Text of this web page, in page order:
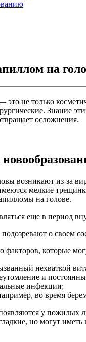
на
не только
Знание
осложнения.
возникают из-за
мелкие
на голове.
еще в период
о своем
которые
нехваткой
и
инфекции;
во время
у
но могут